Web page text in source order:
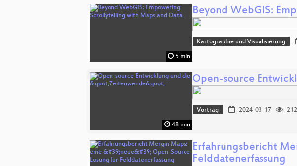
5 min
Beyond WebGIS:
Kartographie und Visualisierung
48 min
Open-source
Vortrag 2024-03-17 212
Erfahrungsbericht
Felddatenerfassung